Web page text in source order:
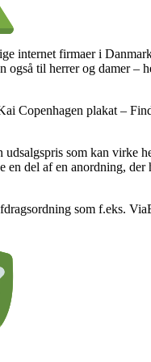
internet firmaer i
også til herrer og damer –
Copenhagen plakat –
som kan virke
en del af en anordning,
som f.eks.